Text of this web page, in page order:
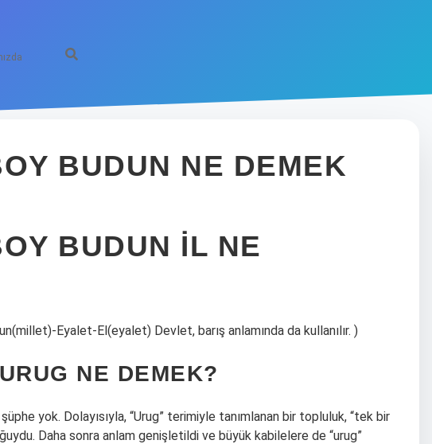
BUDUN NE DEMEK
BUDUN IL NE
Eyalet-El(eyalet) Devlet, barış anlamında da kullanılır. )
NE DEMEK?
şüphe yok. Dolayısıyla, “Urug” terimiyle tanımlanan bir topluluk, “tek bir
Daha sonra anlam genişletildi ve büyük kabilelere de “urug”